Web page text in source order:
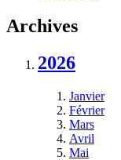
Archives
2026
Janvier
Février
Mars
Avril
Mai